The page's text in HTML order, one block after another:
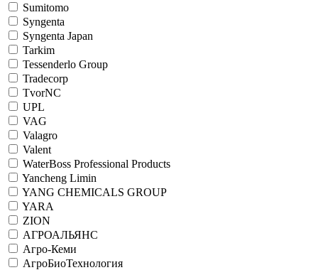
Sumitomo
Syngenta
Syngenta Japan
Tarkim
Tessenderlo Group
Tradecorp
TvorNC
UPL
VAG
Valagro
Valent
WaterBoss Professional Products
Yancheng Limin
YANG CHEMICALS GROUP
YARA
ZION
АГРОАЛЬЯНС
Агро-Кеми
АгроБиоТехнология